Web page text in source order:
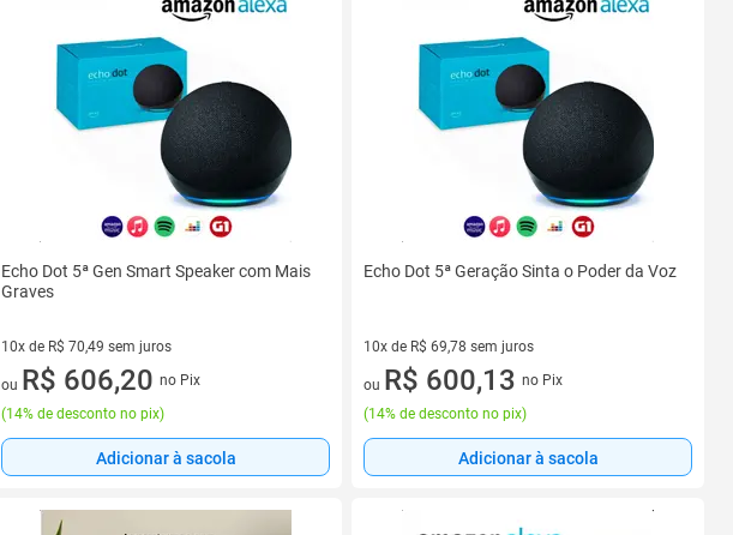
Echo Dot 5ª Gen Smart Speaker com Mais
Graves
10x de R$ 70,49 sem juros
10 vez de R$ 70,49 sem juros
ou R$ 606,20 no Pix
(14% de desconto no pix)
Adicionar à sacola
Echo Dot 5ª Geração Sinta o Poder da Voz
10x de R$ 69,78 sem juros
10 vez de R$ 69,78 sem juros
ou R$ 600,13 no Pix
(14% de desconto no pix)
Adicionar à sacola